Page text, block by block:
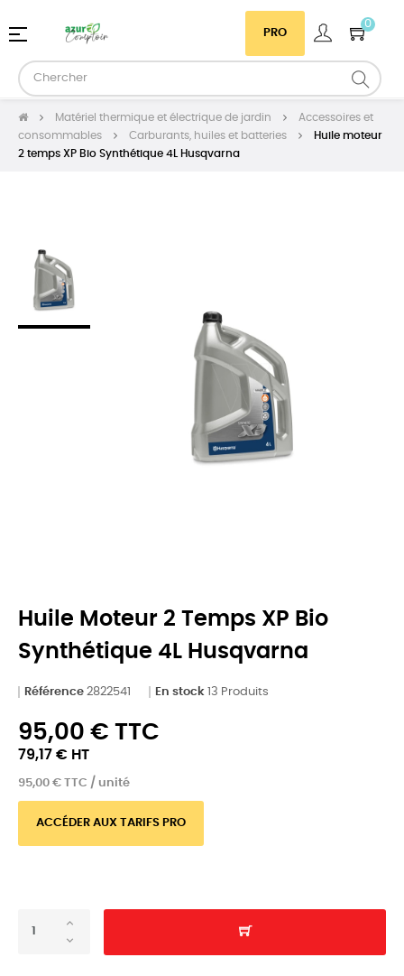
PRO
0
Basculer
navigation
☰
Matériel thermique et électrique de jardin
Accessoires et
consommables
Carburants, huiles et batteries
Huile moteur
2 temps XP Bio Synthétique 4L Husqvarna
Huile Moteur 2 Temps XP Bio
Synthétique 4L Husqvarna
Référence 2822541 En stock 13 Produits
95,00 € TTC
79,17 € HT
95,00 € TTC / unité
ACCÉDER AUX TARIFS PRO